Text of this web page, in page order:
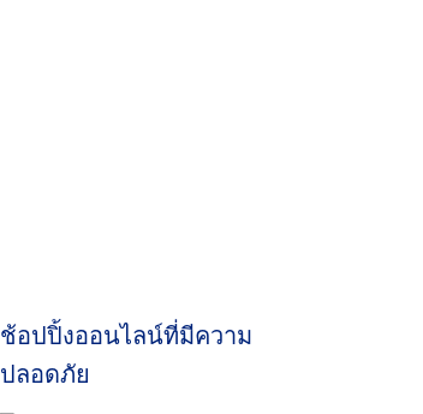
ช้อปปิ้งออนไลน์ที่มีความ
ปลอดภัย